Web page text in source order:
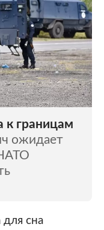
к границам
ожидает
для сна